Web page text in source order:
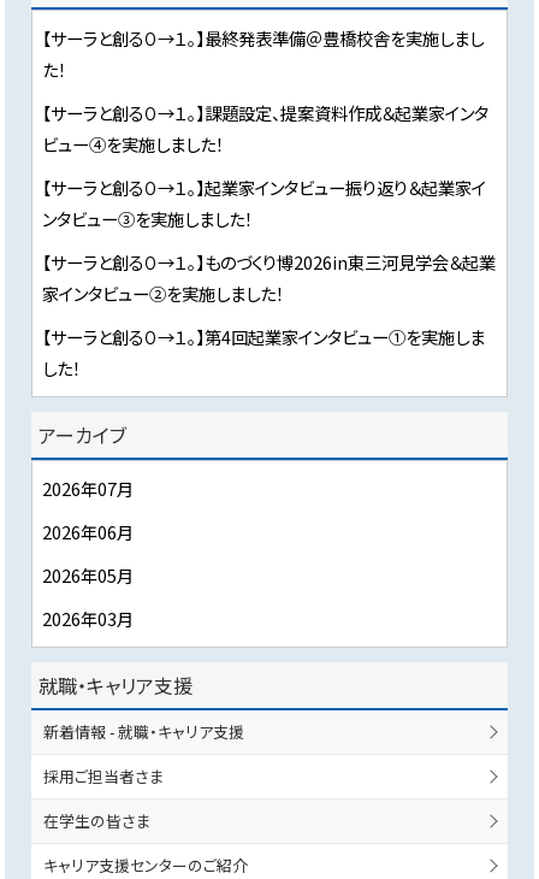
【サーラと創る０→１。】最終発表準備＠豊橋校舎を実施しまし
た！
【サーラと創る０→１。】課題設定、提案資料作成＆起業家インタ
ビュー④を実施しました！
【サーラと創る０→１。】起業家インタビュー振り返り＆起業家イ
ンタビュー③を実施しました！
【サーラと創る０→１。】ものづくり博2026in東三河見学会＆起業
家インタビュー②を実施しました！
【サーラと創る０→１。】第4回起業家インタビュー①を実施しま
した！
アーカイブ
2026年07月
2026年06月
2026年05月
2026年03月
就職・キャリア支援
新着情報 - 就職・キャリア支援
採用ご担当者さま
在学生の皆さま
キャリア支援センターのご紹介